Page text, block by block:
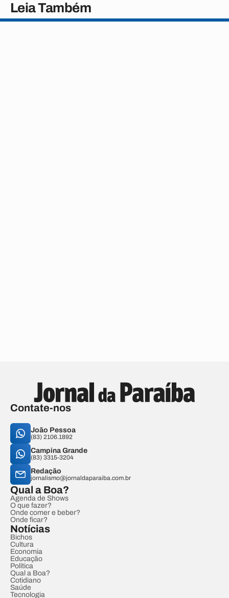
Leia Também
Contate-nos
João Pessoa
(83) 2106.1892
Campina Grande
(83) 3315-3204
Redação
jornalismo@jornaldaparaiba.com.br
Qual a Boa?
Agenda de Shows
O que fazer?
Onde comer e beber?
Onde ficar?
Notícias
Bichos
Cultura
Economia
Educação
Política
Qual a Boa?
Cotidiano
Saúde
Tecnologia